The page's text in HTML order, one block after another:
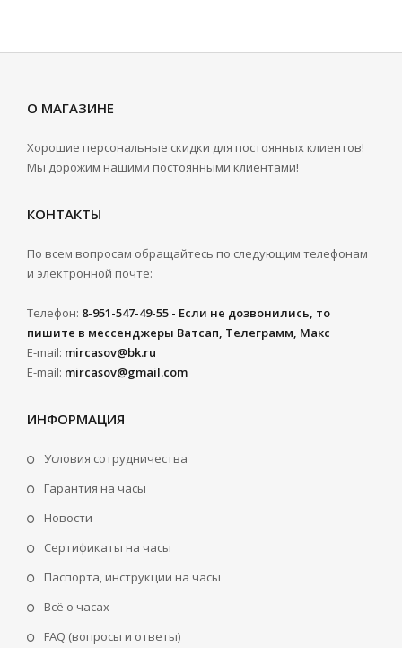
О МАГАЗИНЕ
Хорошие персональные скидки для постоянных клиентов!
Мы дорожим нашими постоянными клиентами!
КОНТАКТЫ
По всем вопросам обращайтесь по следующим телефонам
и электронной почте:
Телефон: 8-951-547-49-55 - Если не дозвонились, то
пишите в мессенджеры Ватсап, Телеграмм, Макс
E-mail: mircasov@bk.ru
E-mail: mircasov@gmail.com
ИНФОРМАЦИЯ
Условия сотрудничества
Гарантия на часы
Новости
Сертификаты на часы
Паспорта, инструкции на часы
Всё о часах
FAQ (вопросы и ответы)